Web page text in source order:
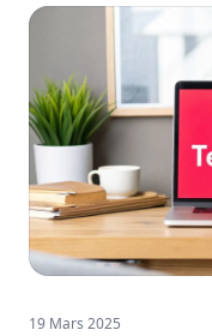
19 Mars 2025